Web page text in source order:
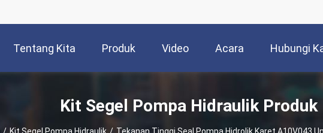
Tentang Kita Produk Video Acara Hubungi
Kit Segel Pompa Hidraulik Produk
/ Kit Segel Pompa Hidraulik / Tekanan Tinggi Seal Pompa Hidrolik Karet A10V043